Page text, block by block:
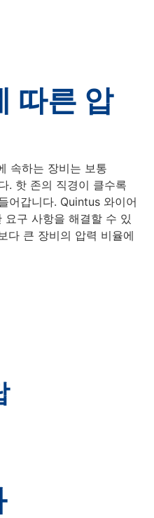
따른 압
속하는 장비는 보통
. 핫 존의 직경이 클수록
어갑니다. Quintus 와이어
요구 사항을 해결할 수 있
다 큰 장비의 압력 비율에